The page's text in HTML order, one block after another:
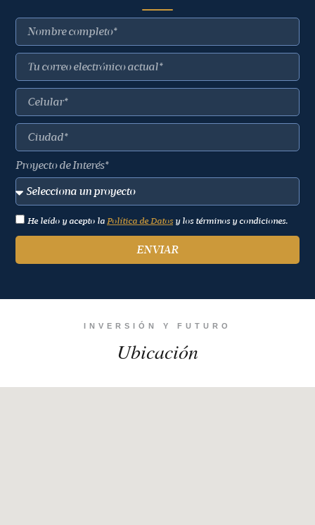
Proyecto de Interés*
He leído y acepto la Política de Datos y los términos y condiciones.
ENVIAR
INVERSIÓN Y FUTURO
Ubicación